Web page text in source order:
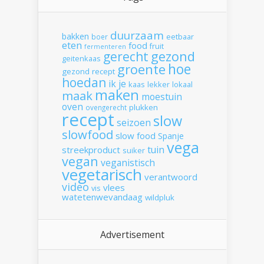
bakken boer duurzaam eetbaar
eten fermenteren food fruit
geitenkaas gerecht gezond
gezond recept groente hoe
hoedan ik je kaas lekker lokaal
maak maken moestuin
oven ovengerecht plukken
recept seizoen slow
slowfood slow food Spanje
streekproduct suiker tuin vega
vegan veganistisch
vegetarisch verantwoord
video vis vlees
watetenwevandaag wildpluk
Advertisement